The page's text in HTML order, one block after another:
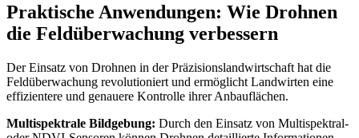
Praktische Anwendungen: Wie Drohnen
die Feldüberwachung verbessern
Der Einsatz von Drohnen in der Präzisionslandwirtschaft hat die
Feldüberwachung revolutioniert und ermöglicht Landwirten eine
effizientere und genauere Kontrolle ihrer Anbauflächen.
Multispektrale Bildgebung: Durch den Einsatz von Multispektral-